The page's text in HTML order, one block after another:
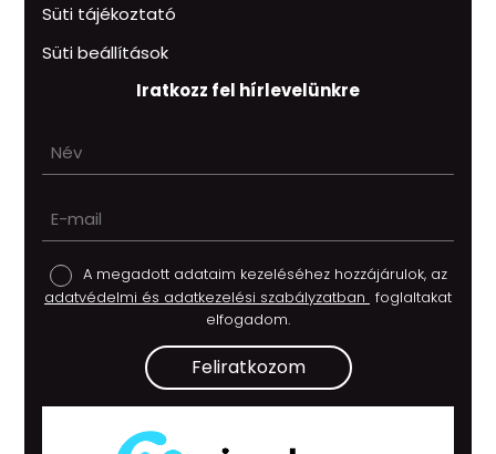
Süti tájékoztató
Süti beállítások
Iratkozz fel hírlevelünkre
A megadott adataim kezeléséhez hozzájárulok, az
adatvédelmi és adatkezelési szabályzatban foglaltakat
elfogadom.
Feliratkozom